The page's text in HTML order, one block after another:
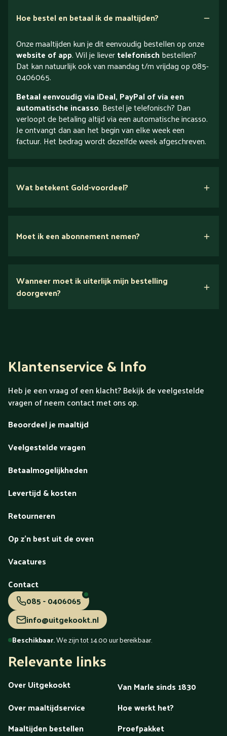
Hoe bestel en betaal ik de maaltijden?
Onze maaltijden kun je dit eenvoudig bestellen op onze
website of app. Wil je lievertelefonischbestellen?
Dat kan natuurlijk ook van maandag t/m vrijdag op 085-
0406065.
Betaal eenvoudig via iDeal, PayPal of via een
automatische incasso. Bestel je telefonisch? Dan
verloopt de betaling altijd via een automatische incasso.
Je ontvangt dan aan het begin van elke week een
factuur. Het bedrag wordt dezelfde week afgeschreven.
Wat betekent Gold-voordeel?
Ontdek alles over Gold
Moet ik een abonnement nemen?
Wanneer moet ik uiterlijk mijn bestelling
doorgeven?
Klantenservice & Info
Heb je een vraag of een klacht? Bekijk de veelgestelde
vragen of neem contact met ons op.
Beoordeel je maaltijd
Veelgestelde vragen
Betaalmogelijkheden
Levertijd & kosten
Retourneren
Op z'n best uit de oven
Vacatures
Contact
085 - 0406065
info@uitgekookt.nl
Beschikbaar.We zijn tot 14.00 uur bereikbaar.
Relevante links
Over Uitgekookt
Van Marle sinds 1830
Over maaltijdservice
Hoe werkt het?
Maaltijden bestellen
Proefpakket